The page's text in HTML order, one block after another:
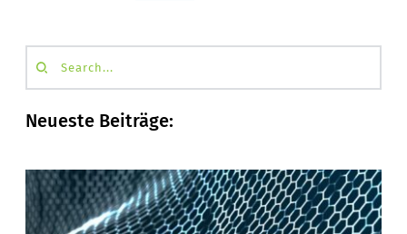
Search...
Neueste Beiträge: